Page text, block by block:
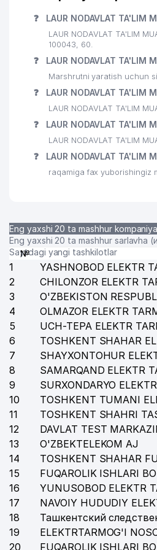
23 BRIZ-MASTER MChJ
MIRZAXO'JAEV X.F.
❓ LAUR NODAVLAT TA'LIM
LAUR NODAVLAT TA'LIM
100043, 60.
❓ LAUR NODAVLAT TA'LIM
Marshrutni yaratish uchun
❓ LAUR NODAVLAT TA'LIM
LAUR NODAVLAT TA'LIM
❓ LAUR NODAVLAT TA'LIM
LAUR NODAVLAT TA'LIM
❓ LAUR NODAVLAT TA'LIM
raqamiga fax yuborishingiz
Eng yaxshi 20 ta mashhur
Eng yaxshi 20 ta mashhur sarlavha
Saytdagi yangi tashkilotlar
№
1 YASHNOBOD ELEKTR
2
CHILONZOR ELEKTR
3
O'ZBEKISTON
4
OLMAZOR ELEKTR
5
UCH-TEPA ELEKTR
6
TOSHKENT SHAHAR
7
SHAYXONTOHUR
8
SAMARQAND ELEKTR
9
SURXONDARYO
10
TOSHKENT TUMANI
11
TOSHKENT SHAHRI
12
DAVLAT TEST
13
O'ZBEKTELEKOM AJ
14
TOSHKENT SHAHAR
15
FUQAROLIK ISHLARI
16
YUNUSOBOD ELEKTR
17
NAVOIY HUDUDIY
18
Ташкентский
19
ELEKTRTARMOG'I
20
FUQAROLIK ISHLARI